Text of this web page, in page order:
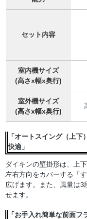
セット内容
室内機サイズ
(高さx幅x奥行)
室外機サイズ
(高さx幅x奥行)
「オートスイング（上
快適」
ダイキンの壁掛形は、上
左右方向をカバーする「
広げます。また、風量は
せます。
「お手入れ簡単な前面フ